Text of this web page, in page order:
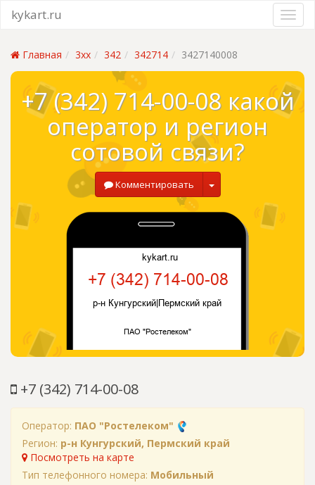
kykart.ru
Главная 3xx 342 342714 3427140008
+7 (342) 714-00-08 какой
оператор и регион
сотовой связи?
Комментировать
+7 (342) 714-00-08
Оператор: ПАО "Ростелеком"
Регион: р-н Кунгурский, Пермский край
Посмотреть на карте
Тип телефонного номера: Мобильный